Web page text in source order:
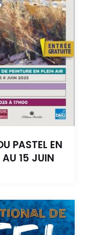
PASTEL EN
AU 15 JUIN